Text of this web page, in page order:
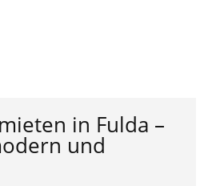
in Fulda –
und